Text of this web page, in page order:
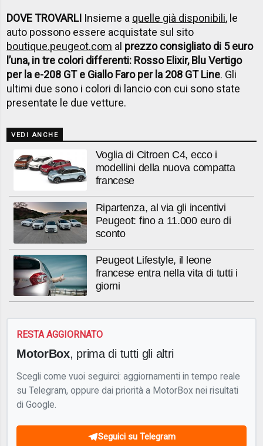
DOVE TROVARLI Insieme a quelle già disponibili, le
auto possono essere acquistate sul sito
boutique.peugeot.com al prezzo consigliato di 5 euro
l’una, in tre colori differenti: Rosso Elixir, Blu Vertigo
per la e-208 GT e Giallo Faro per la 208 GT Line. Gli
ultimi due sono i colori di lancio con cui sono state
presentate le due vetture.
VEDI ANCHE
Voglia di Citroen C4, ecco i
modellini della nuova compatta
francese
Ripartenza, al via gli incentivi
Peugeot: fino a 11.000 euro di
sconto
Peugeot Lifestyle, il leone
francese entra nella vita di tutti i
giorni
RESTA AGGIORNATO
MotorBox, prima di tutti gli altri
Scegli come vuoi seguirci: aggiornamenti in tempo reale
su Telegram, oppure dai priorità a MotorBox nei risultati
di Google.
Seguici su Telegram